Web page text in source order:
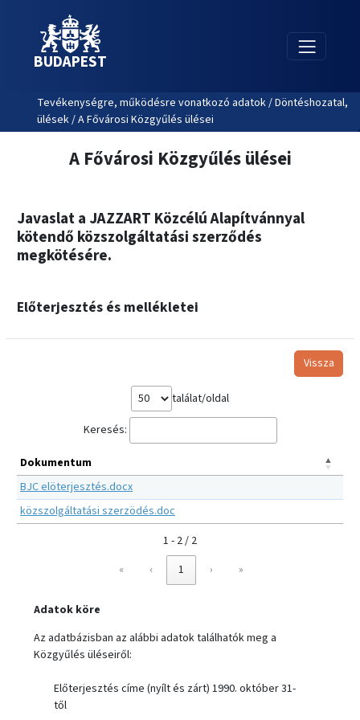
BUDAPEST
Tevékenységre, működésre vonatkozó adatok / Döntéshozatal,
ülések / A Fővárosi Közgyűlés ülései
A Fővárosi Közgyűlés ülései
Javaslat a JAZZART Közcélú Alapítvánnyal
kötendő közszolgáltatási szerződés
megkötésére.
Előterjesztés és mellékletei
Vissza
találat/oldal
Keresés:
Dokumentum
BJC elöterjesztés.docx
közszolgáltatási szerzödés.doc
1 - 2 / 2
«
‹ 1 › »
Adatok köre
Az adatbázisban az alábbi adatok találhatók meg a
Közgyűlés üléseiről:
Előterjesztés címe (nyílt és zárt) 1990. október 31-
től